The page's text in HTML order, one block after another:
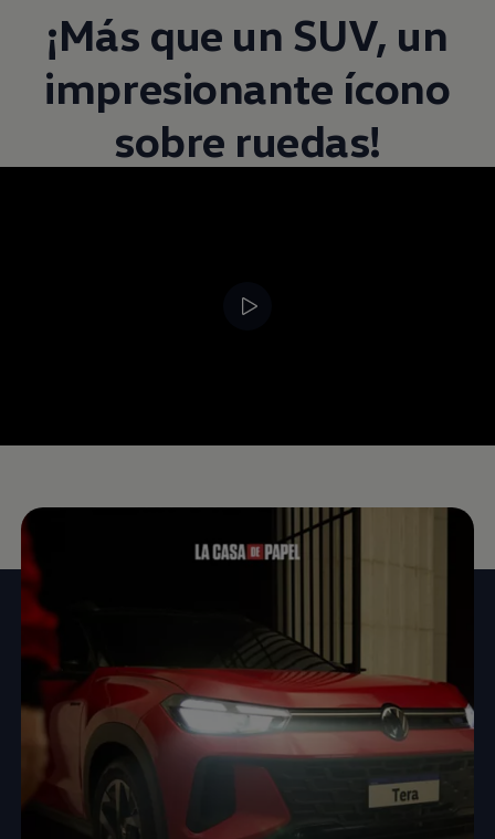
¡Más que un SUV, un
impresionante ícono
sobre ruedas!